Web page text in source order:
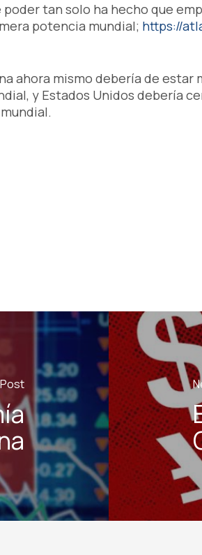
tan solo ha hecho que
potencia mundial; https://
ahora mismo debería de estar
y Estados Unidos debería